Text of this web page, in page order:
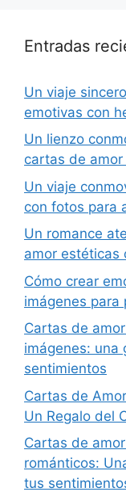
Entradas
Un viaje
emotivas con
Un lienzo
cartas de
Un viaje
con fotos para
Un romance
amor estéticas
Cómo crear
imágenes para
Cartas de
imágenes: una
sentimientos
Cartas de
Un Regalo del
Cartas de
románticos:
tus